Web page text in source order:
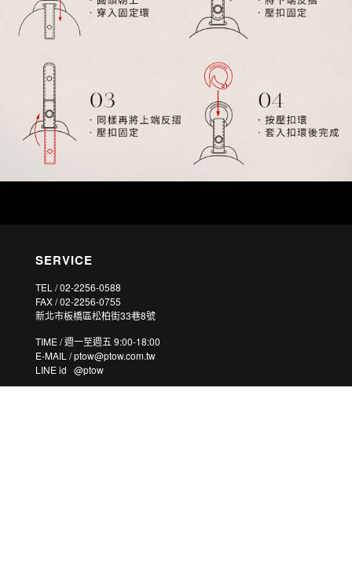
SERVICE
TEL / 02-2256-0588
FAX / 02-2256-0755
新北市板橋區松柏街33巷8號
TIME / 週一至週五 9:00-18:00
E-MAIL / ptow@ptow.com.tw
LINE id @ptow